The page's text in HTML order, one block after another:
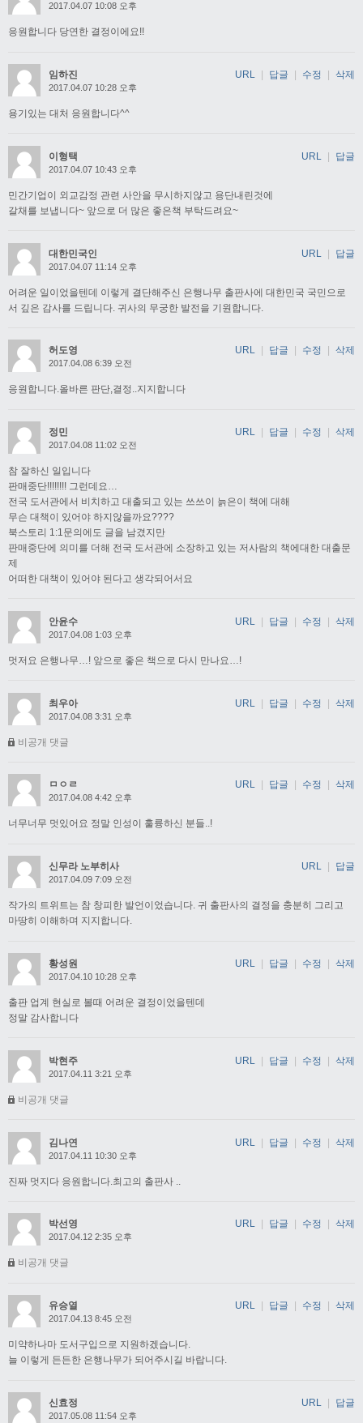
2017.04.07 10:08 오후
응원합니다 당연한 결정이에요!!
임하진
2017.04.07 10:28 오후
용기있는 대처 응원합니다^^
URL 답글 수정 삭제
이형택
2017.04.07 10:43 오후
민간기업이 외교감정 관련 사안을 무시하지않고 용단내린것에
갈채를 보냅니다~ 앞으로 더 많은 좋은책 부탁드려요~
URL | 답글
대한민국인
2017.04.07 11:14 오후
어려운 일이었을텐데 이렇게 결단해주신 은행나무 출판사에 대한민국 국민으로
서 깊은 감사를 드립니다. 귀사의 무궁한 발전을 기원합니다.
URL | 답글
허도영
2017.04.08 6:39 오전
응원합니다.올바른 판단,결정..지지합니다
URL 답글 수정 삭제
정민
2017.04.08 11:02 오전
참 잘하신 일입니다
판매중단!!!!!!!! 그런데요…
전국 도서관에서 비치하고 대출되고 있는 쓰쓰이 늙은이 책에 대해
무슨 대책이 있어야 하지않을까요????
북스토리 1:1문의에도 글을 남겼지만
판매중단에 의미를 더해 전국 도서관에 소장하고 있는 저사람의 책에대한 대출문
제
어떠한 대책이 있어야 된다고 생각되어서요
URL 답글 수정 삭제
안윤수
2017.04.08 1:03 오후
멋저요 은행나무…! 앞으로 좋은 책으로 다시 만나요…!
URL | 답글 | 수정 | 삭제
최우아
2017.04.08 3:31 오후
비공개 댓글
URL | 답글 | 수정 | 삭제
ㅁㅇㄹ
2017.04.08 4:42 오후
너무너무 멋있어요 정말 인성이 훌륭하신 분들..!
URL 답글 수정 삭제
신무라 노부히사
2017.04.09 7:09 오전
작가의 트위트는 참 창피한 발언이었습니다. 귀 출판사의 결정을 충분히 그리고
마땅히 이해하며 지지합니다.
URL 답글
황성원
2017.04.10 10:28 오후
출판 업계 현실로 볼때 어려운 결정이었을텐데
정말 감사합니다
URL 답글 수정 삭제
박현주
2017.04.11 3:21 오후
비공개 댓글
URL | 답글 | 수정 | 삭제
김나연
2017.04.11 10:30 오후
진짜 멋지다 응원합니다.최고의 출판사 ..
URL | 답글 | 수정 | 삭제
박선영
2017.04.12 2:35 오후
비공개 댓글
URL 답글 수정 삭제
유승열
2017.04.13 8:45 오전
미약하나마 도서구입으로 지원하겠습니다.
늘 이렇게 든든한 은행나무가 되어주시길 바랍니다.
URL 답글 수정 삭제
신효정
2017.05.08 11:54 오후
URL 답글